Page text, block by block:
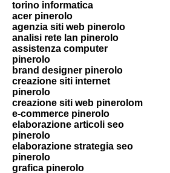
torino informatica
acer pinerolo
agenzia siti web pinerolo
analisi rete lan pinerolo
assistenza computer
pinerolo
brand designer pinerolo
creazione siti internet
pinerolo
creazione siti web pinerolom
e-commerce pinerolo
elaborazione articoli seo
pinerolo
elaborazione strategia seo
pinerolo
grafica pinerolo